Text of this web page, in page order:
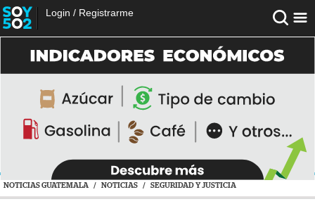
Login / Registrarme
NOTICIAS GUATEMALA / NOTICIAS / SEGURIDAD Y JUSTICIA